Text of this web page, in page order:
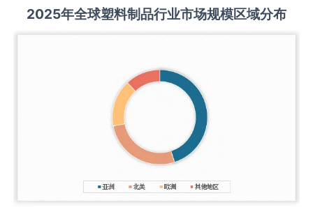
2025年全球塑料制品行业市场规模区域分布